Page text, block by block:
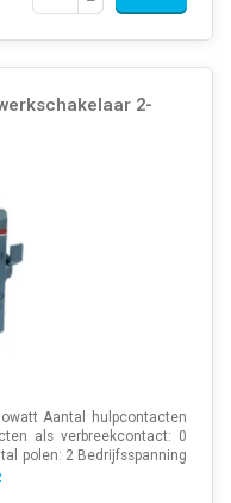
2-
Aantal hulpcontacten
als verbreekcontact: 0
polen: 2 Bedrijfsspanning